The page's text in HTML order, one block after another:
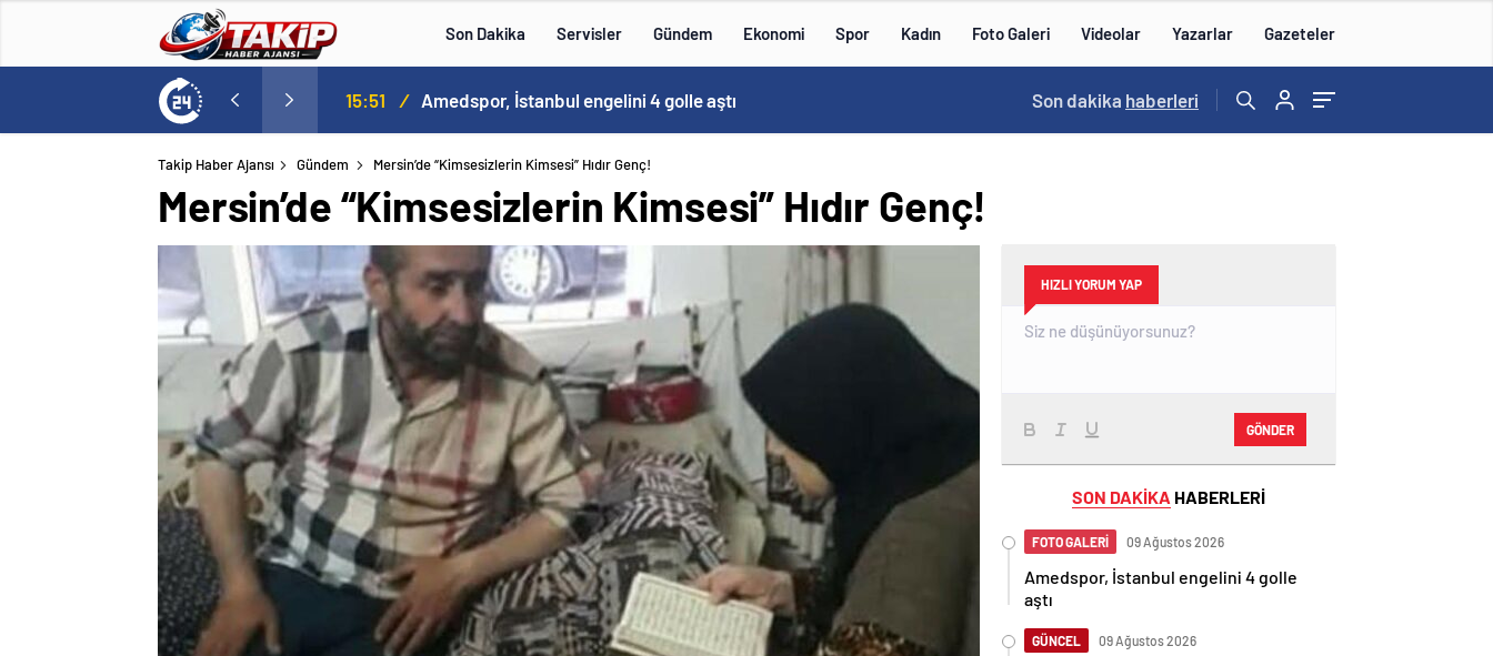
Son Dakika Servisler Gündem Ekonomi Spor Kadın Foto Galeri Videolar Yazarlar Gazeteler
15:51 / Amedspor, İstanbul engelini 4 golle aştı 13:00 /
Son dakika haberleri
Takip Haber Ajansı Gündem Mersin’de “Kimsesizlerin Kimsesi” Hıdır Genç!
Mersin’de “Kimsesizlerin Kimsesi” Hıdır Genç!
HIZLI YORUM YAP
GÖNDER
SON DAKİKA HABERLERİ
FOTO GALERİ 09 Ağustos 2026
Amedspor, İstanbul engelini 4 golle
aştı
GÜNCEL 09 Ağustos 2026